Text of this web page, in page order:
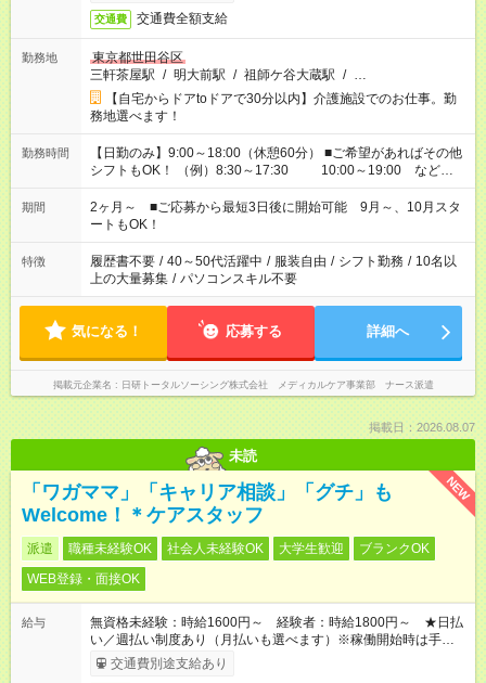
交通費 交通費全額支給
勤務地
東京都世田谷区
三軒茶屋駅 / 明大前駅 / 祖師ケ谷大蔵駅 / …
【自宅からドアtoドアで30分以内】介護施設でのお仕事。勤
務地選べます！
勤務時間
【日勤のみ】9:00～18:00（休憩60分） ■ご希望があればその他
シフトもOK！ （例）8:30～17:30 10:00～19:00 など
「家族とお休みを合わせたい」 「できれば残業はしたくない」
など、あなたのご希望に沿ったお仕事をご紹介します！ ※Wワ
ーク希望の方へ 今ご覧のお仕事で希望する勤務時間と、もう1つ
のお仕事の勤務時間。 合計で週40時間を超える場合は応募でき
ません
期間
2ヶ月～ ■ご応募から最短3日後に開始可能 9月～、10月スタ
ートもOK！
特徴 履歴書不要 / 40～50代活躍中 / 服装自由 / シフト勤務 / 10名以
上の大量募集 / パソコンスキル不要
気になる！ 応募する 詳細へ
掲載元企業名 日研トータルソーシング株式会社 メディカルケア事業部 ナース派遣
掲載日：2026.08.07
未読
NEW
「ワガママ」「キャリア相談」「グチ」も
Welcome！＊ケアスタッフ
派遣 職種未経験OK 社会人未経験OK 大学生歓迎
ブランクOK
WEB登録・面接OK
給与
無資格未経験：時給1600円～ 経験者：時給1800円～ ★日払
い／週払い制度あり（月払いも選べます）※稼働開始時は手続き
完了次第のお支払いとなります。
交通費別途支給あり